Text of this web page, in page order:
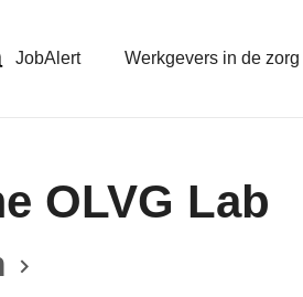
JobAlert Werkgevers in de zorg
OLVG Lab